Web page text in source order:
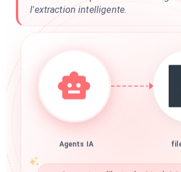
l'extraction intelligente.
Agents IA